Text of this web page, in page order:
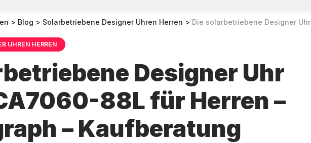
> Blog > Solarbetriebene Designer Uhren Herren > Die solarbetriebene Designer Uhr Citizen CA7060-88L für Herren – Chronograph – Kaufberatung
UHREN HERREN
Designer Uhr
88L für Herren –
– Kaufberatung